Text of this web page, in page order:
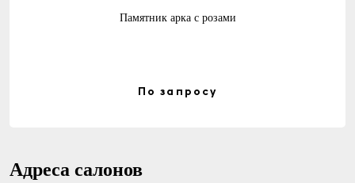
Памятник арка с розами
По запросу
Адреса салонов